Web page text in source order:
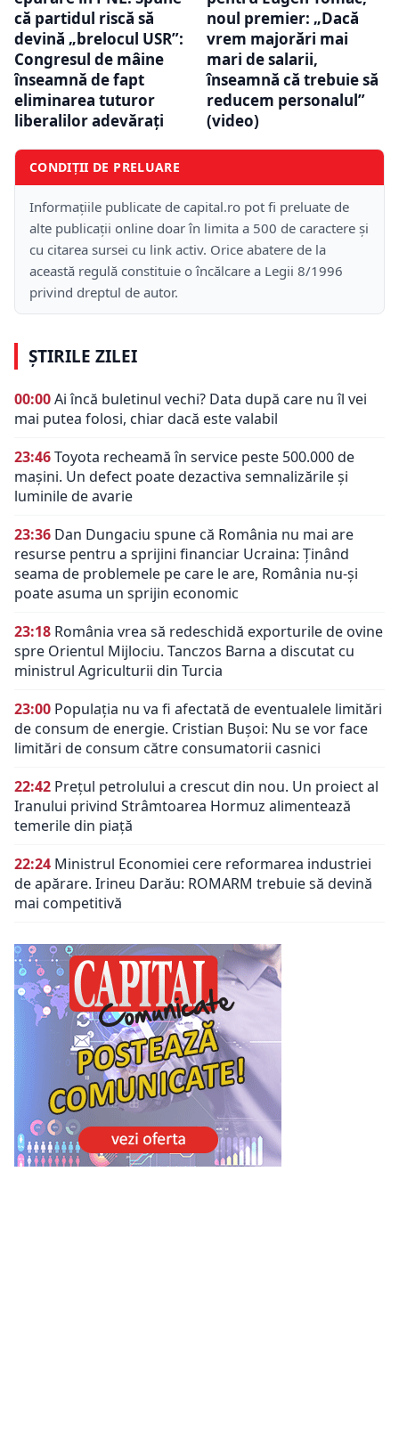
că partidul riscă să
devină „brelocul USR”:
Congresul de mâine
înseamnă de fapt
eliminarea tuturor
liberalilor adevăraţi
noul premier: „Dacă
vrem majorări mai
mari de salarii,
înseamnă că trebuie să
reducem personalul”
(video)
CONDIȚII DE PRELUARE
Informațiile publicate de capital.ro pot fi preluate de
alte publicații online doar în limita a 500 de caractere și
cu citarea sursei cu link activ. Orice abatere de la
această regulă constituie o încălcare a Legii 8/1996
privind dreptul de autor.
ȘTIRILE ZILEI
00:00Ai încă buletinul vechi? Data după care nu îl vei
mai putea folosi, chiar dacă este valabil
23:46Toyota recheamă în service peste 500.000 de
mașini. Un defect poate dezactiva semnalizările și
luminile de avarie
23:36 Dan Dungaciu spune că România nu mai are
resurse pentru a sprijini financiar Ucraina: Ținând
seama de problemele pe care le are, România nu-și
poate asuma un sprijin economic
23:18 România vrea să redeschidă exporturile de ovine
spre Orientul Mijlociu. Tanczos Barna a discutat cu
ministrul Agriculturii din Turcia
23:00 Populația nu va fi afectată de eventualele limitări
de consum de energie. Cristian Bușoi: Nu se vor face
limitări de consum către consumatorii casnici
22:42 Prețul petrolului a crescut din nou. Un proiect al
Iranului privind Strâmtoarea Hormuz alimentează
temerile din piață
22:24 Ministrul Economiei cere reformarea industriei
de apărare. Irineu Darău: ROMARM trebuie să devină
mai competitivă